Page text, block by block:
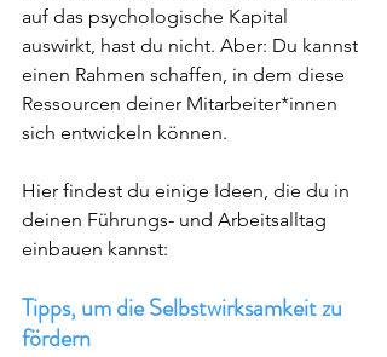
auf das psychologische Kapital
auswirkt, hast du nicht. Aber: Du kannst
einen Rahmen schaffen, in dem diese
Ressourcen deiner Mitarbeiter*innen
sich entwickeln können.
Hier findest du einige Ideen, die du in
deinen Führungs- und Arbeitsalltag
einbauen kannst:
Tipps, um die Selbstwirksamkeit zu
fördern